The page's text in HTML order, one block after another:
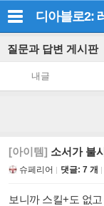
디아블로2:
질문과 답변 게시판
내글
[아이템] 소서가 불
슈페리어 댓글: 7 개
보니까 스킬+도 없